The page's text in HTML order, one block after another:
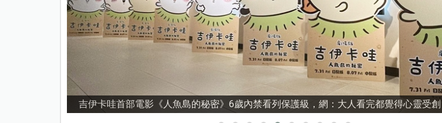
吉伊卡哇首部電影《人魚島的秘密》6歲內禁看列保護級，網：大人看完都覺得心靈受創